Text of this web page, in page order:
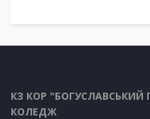
КЗ КОР
КОЛЕДЖ